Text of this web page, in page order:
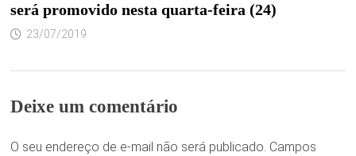
será promovido nesta quarta-feira (24)
23/07/2019
Deixe um comentário
O seu endereço de e-mail não será publicado. Campos